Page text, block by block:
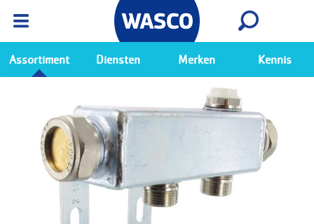
Ga naar de Wasco app
Bekijk
Assortiment Diensten Merken Kennis